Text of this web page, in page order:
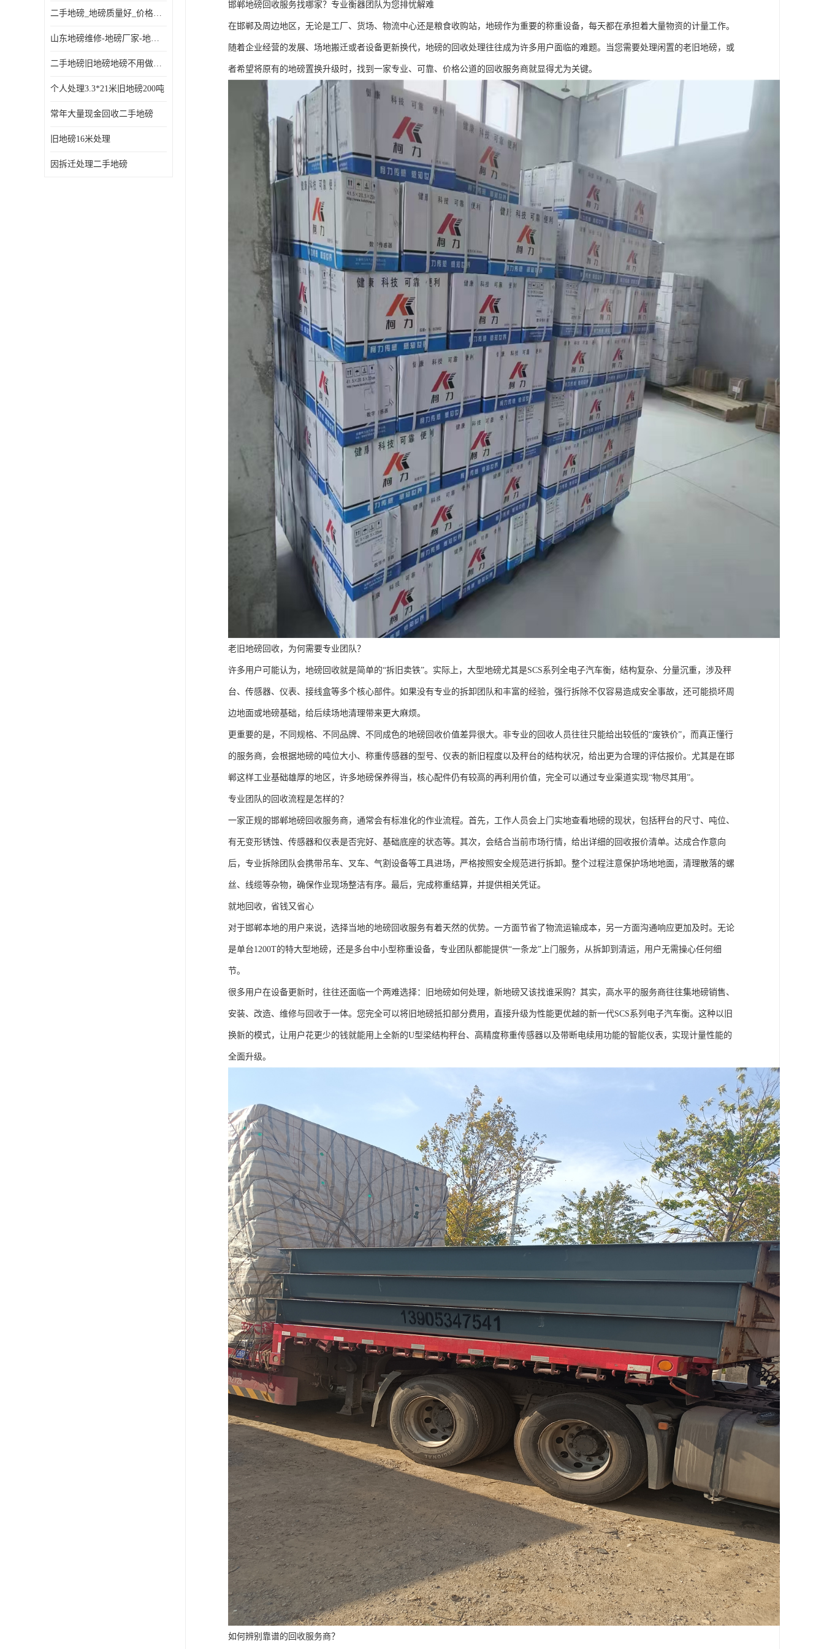
二手地磅_地磅质量好_价格便宜这里找【地磅行家】
山东地磅维修-地磅厂家-地磅价格-二手地磅
二手地磅旧地磅地磅不用做地基
个人处理3.3*21米旧地磅200吨
常年大量现金回收二手地磅
旧地磅16米处理
因拆迁处理二手地磅
邯郸地磅回收服务找哪家？专业衡器团队为您排忧解难
在邯郸及周边地区，无论是工厂、货场、物流中心还是粮食收购站，地磅作为重要的称重设备，每天都在承担着大量物资的计量工作。
随着企业经营的发展、场地搬迁或者设备更新换代，地磅的回收处理往往成为许多用户面临的难题。当您需要处理闲置的老旧地磅，或
者希望将原有的地磅置换升级时，找到一家专业、可靠、价格公道的回收服务商就显得尤为关键。
老旧地磅回收，为何需要专业团队？
许多用户可能认为，地磅回收就是简单的“拆旧卖铁”。实际上，大型地磅尤其是SCS系列全电子汽车衡，结构复杂、分量沉重，涉及秤
台、传感器、仪表、接线盒等多个核心部件。如果没有专业的拆卸团队和丰富的经验，强行拆除不仅容易造成安全事故，还可能损坏周
边地面或地磅基础，给后续场地清理带来更大麻烦。
更重要的是，不同规格、不同品牌、不同成色的地磅回收价值差异很大。非专业的回收人员往往只能给出较低的“废铁价”，而真正懂行
的服务商，会根据地磅的吨位大小、称重传感器的型号、仪表的新旧程度以及秤台的结构状况，给出更为合理的评估报价。尤其是在邯
郸这样工业基础雄厚的地区，许多地磅保养得当，核心配件仍有较高的再利用价值，完全可以通过专业渠道实现“物尽其用”。
专业团队的回收流程是怎样的？
一家正规的邯郸地磅回收服务商，通常会有标准化的作业流程。首先，工作人员会上门实地查看地磅的现状，包括秤台的尺寸、吨位、
有无变形锈蚀、传感器和仪表是否完好、基础底座的状态等。其次，会结合当前市场行情，给出详细的回收报价清单。达成合作意向
后，专业拆除团队会携带吊车、叉车、气割设备等工具进场，严格按照安全规范进行拆卸。整个过程注意保护场地地面，清理散落的螺
丝、线缆等杂物，确保作业现场整洁有序。最后，完成称重结算，并提供相关凭证。
就地回收，省钱又省心
对于邯郸本地的用户来说，选择当地的地磅回收服务有着天然的优势。一方面节省了物流运输成本，另一方面沟通响应更加及时。无论
是单台1200T的特大型地磅，还是多台中小型称重设备，专业团队都能提供“一条龙”上门服务，从拆卸到清运，用户无需操心任何细
节。
很多用户在设备更新时，往往还面临一个两难选择：旧地磅如何处理，新地磅又该找谁采购？其实，高水平的服务商往往集地磅销售、
安装、改造、维修与回收于一体。您完全可以将旧地磅抵扣部分费用，直接升级为性能更优越的新一代SCS系列电子汽车衡。这种以旧
换新的模式，让用户花更少的钱就能用上全新的U型梁结构秤台、高精度称重传感器以及带断电续用功能的智能仪表，实现计量性能的
全面升级。
如何辨别靠谱的回收服务商？